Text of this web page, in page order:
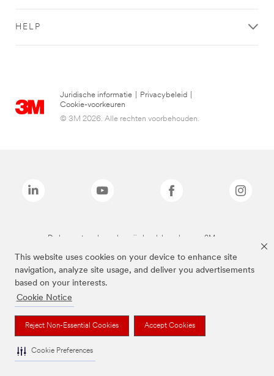
This website uses cookies on your device to enhance site
navigation, analyze site usage, and deliver you advertisements
based on your interests.
Cookie Notice
Reject Non-Essential Cookies Accept Cookies
Cookie Preferences
HELP
Juridische informatie Privacybeleid
Cookie-voorkeuren
© 3M 2026. Alle rechten voorbehouden.
De bovenstaande merken zijn handelsmerken van 3M.we